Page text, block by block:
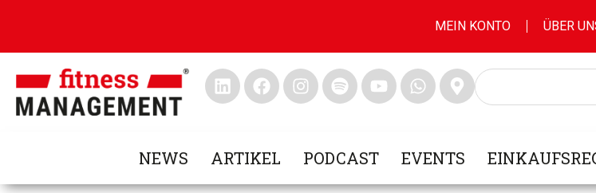
MEIN KONTO ÜBER
NEWS ARTIKEL PODCAST EVENTS